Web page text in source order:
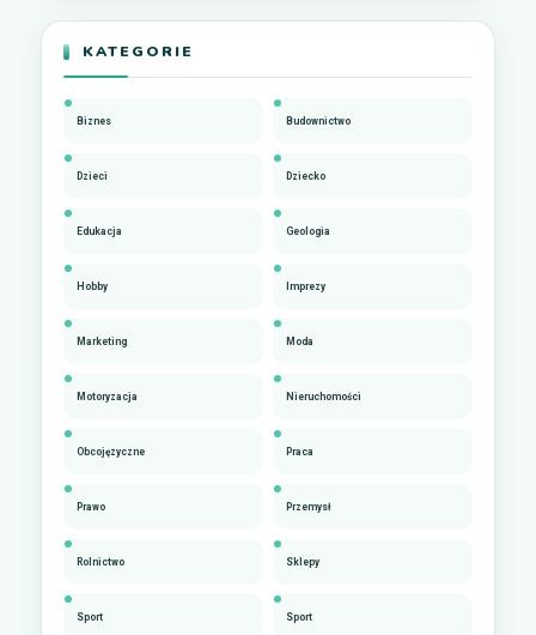
KATEGORIE
Biznes Budownictwo
Dzieci Dziecko
Edukacja Geologia
Hobby Imprezy
Marketing Moda
Motoryzacja Nieruchomości
Obcojęzyczne Praca
Prawo Przemysł
Rolnictwo Sklepy
Sport Sport